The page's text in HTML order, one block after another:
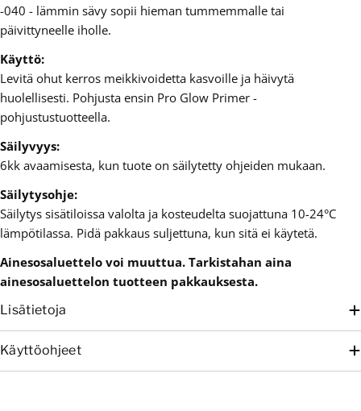
-040 - lämmin sävy sopii hieman tummemmalle tai
päivittyneelle iholle.
Käyttö:
Levitä ohut kerros meikkivoidetta kasvoille ja häivytä
huolellisesti. Pohjusta ensin Pro Glow Primer -
pohjustustuotteella.
Säilyvyys:
6kk avaamisesta, kun tuote on säilytetty ohjeiden mukaan.
Säilytysohje:
Säilytys sisätiloissa valolta ja kosteudelta suojattuna 10-24°C
lämpötilassa. Pidä pakkaus suljettuna, kun sitä ei käytetä.
Ainesosaluettelo voi muuttua. Tarkistahan aina
ainesosaluettelon tuotteen pakkauksesta.
Lisätietoja
Käyttöohjeet